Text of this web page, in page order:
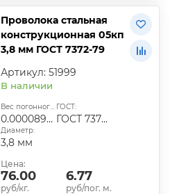
Проволока стальная
конструкционная 05кп
3,8 мм ГОСТ 7372-79
Артикул: 51999
В наличии
Вес погонного метра, т.:
0.0000890226
ГОСТ:
ГОСТ 7372-79
Диаметр:
3,8 мм
Цена:
76.00
руб/кг.
6.77
руб/пог. м.